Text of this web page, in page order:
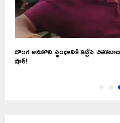
దొంగ అనుకొని స్థంభానికి కట్టేసి
షాక్!